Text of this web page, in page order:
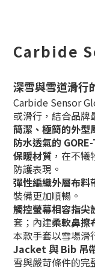
Carbide
深雪與雪道滑行
Carbide Sensor
或滑行，結合品牌
簡潔、極簡的外型
防水透氣的
保暖材質 ，在不
防護表現。
彈性編織外層布料
裝備更加順暢。
觸控螢幕相容指尖
套；內建柔軟鼻擦
本款手套以雪場滑
Jacket 與 Bib 吊
雪與嚴苛條件的完